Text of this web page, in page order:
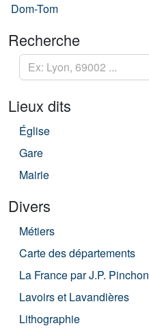
Dom-Tom
Recherche
Lieux dits
Église
Gare
Mairie
Divers
Métiers
Carte des départements
La France par J.P. Pinchon
Lavoirs et Lavandières
Lithographie